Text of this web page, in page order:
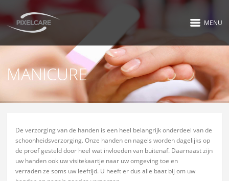
MENU
MANICURE
De verzorging van de handen is een heel belangrijk onderdeel van de
schoonheidsverzorging. Onze handen en nagels worden dagelijks op
de proef gesteld door heel wat invloeden van buitenaf. Daarnaast zijn
uw handen ook uw visitekaartje naar uw omgeving toe en
verraden ze soms uw leeftijd. U heeft er dus alle baat bij om uw